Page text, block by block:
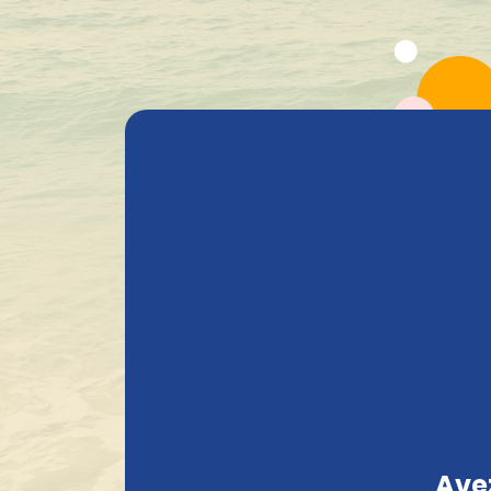
Tous les produits Bière Heavenly Selections